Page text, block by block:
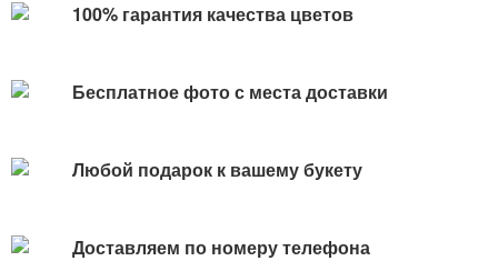
100% гарантия качества цветов
Бесплатное фото с места доставки
Любой подарок к вашему букету
Доставляем по номеру телефона